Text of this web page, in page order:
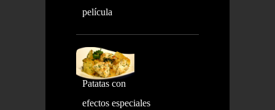
película
Patatas con
efectos especiales